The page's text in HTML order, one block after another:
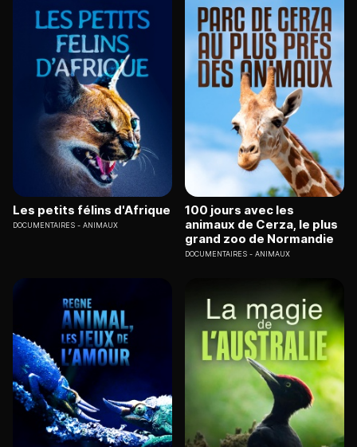
Les petits félins d'Afrique
DOCUMENTAIRES ANIMAUX
100 jours avec les
animaux de Cerza, le plus
grand zoo de Normandie
DOCUMENTAIRES ANIMAUX